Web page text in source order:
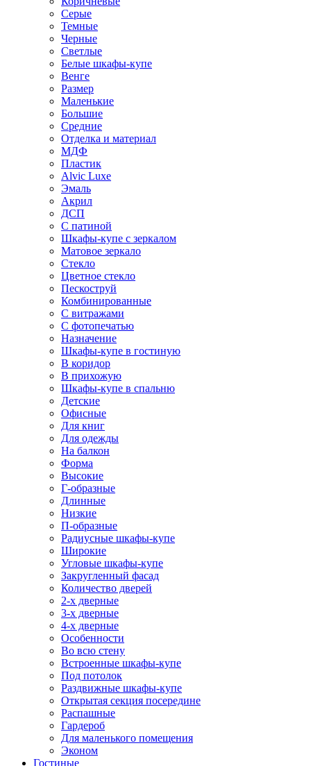
Серые
Темные
Черные
Светлые
Белые шкафы-купе
Венге
Размер
Маленькие
Большие
Средние
Отделка и материал
МДФ
Пластик
Alvic Luxe
Эмаль
Акрил
ДСП
С патиной
Шкафы-купе с зеркалом
Матовое зеркало
Стекло
Цветное стекло
Пескоструй
Комбинированные
С витражами
С фотопечатью
Назначение
Шкафы-купе в гостиную
В коридор
В прихожую
Шкафы-купе в спальню
Детские
Офисные
Для книг
Для одежды
На балкон
Форма
Высокие
Г-образные
Длинные
Низкие
П-образные
Радиусные шкафы-купе
Широкие
Угловые шкафы-купе
Закругленный фасад
Количество дверей
2-х дверные
3-х дверные
4-х дверные
Особенности
Во всю стену
Встроенные шкафы-купе
Под потолок
Раздвижные шкафы-купе
Открытая секция посередине
Распашные
Гардероб
Для маленького помещения
Эконом
Гостиные